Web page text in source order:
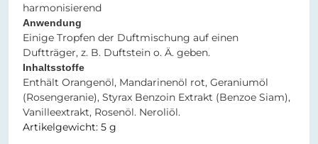
harmonisierend
Anwendung
Einige Tropfen der Duftmischung auf einen
Duftträger, z. B. Duftstein o. Ä. geben.
Inhaltsstoffe
Enthält Orangenöl, Mandarinenöl rot, Geraniumöl
(Rosengeranie), Styrax Benzoin Extrakt (Benzoe Siam),
Vanilleextrakt, Rosenöl. Neroliöl.
Artikelgewicht: 5 g